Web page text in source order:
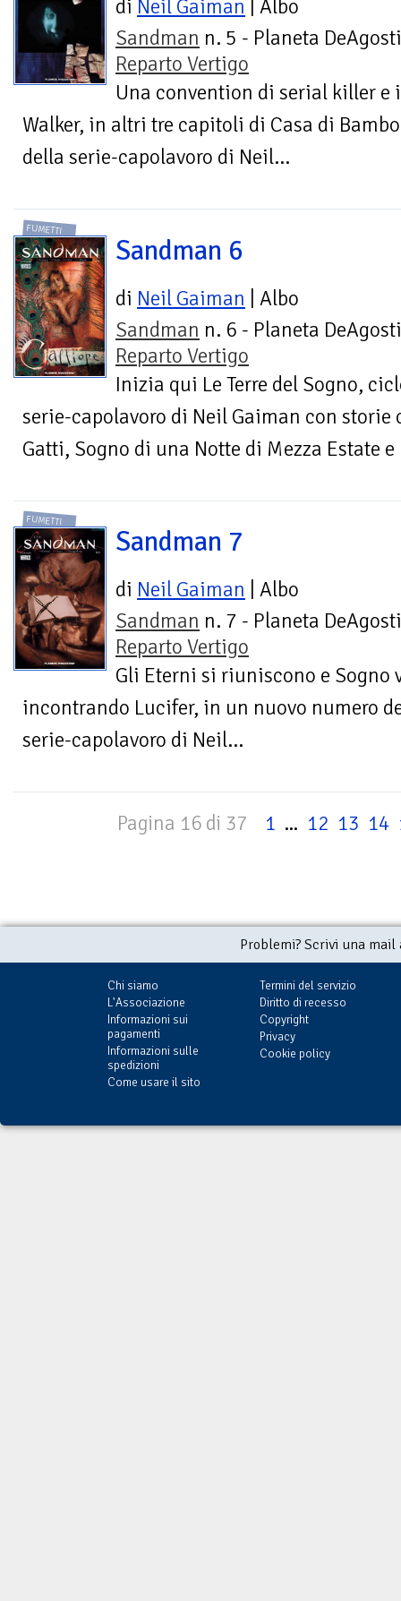
di Neil Gaiman | Albo
Sandman n. 5 - Planeta
Reparto Vertigo
Una convention di serial killer e
Walker, in altri tre capitoli di Casa di
della serie-capolavoro di Neil...
FUMETTI
Sandman 6
di Neil Gaiman | Albo
Sandman n. 6 - Planeta
Reparto Vertigo
Inizia qui Le Terre del Sogno,
serie-capolavoro di Neil Gaiman con storie
Gatti, Sogno di una Notte di Mezza Estate
FUMETTI
Sandman 7
di Neil Gaiman | Albo
Sandman n. 7 - Planeta
Reparto Vertigo
Gli Eterni si riuniscono e Sogno
incontrando Lucifer, in un nuovo numero
serie-capolavoro di Neil...
Pagina 16 di 37 1 ... 12 13 14
Problemi? Scrivi una
Chi siamo
L'Associazione
Informazioni sui
pagamenti
Informazioni sulle
spedizioni
Come usare il sito
Termini del servizio
Diritto di recesso
Copyright
Privacy
Cookie policy